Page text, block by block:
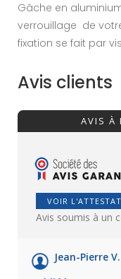
Gâche en
verrouillage de
fixation se fait par
Avis clients
AVIS À
VOIR
Avis soumis à un
Jean-Pierre V.